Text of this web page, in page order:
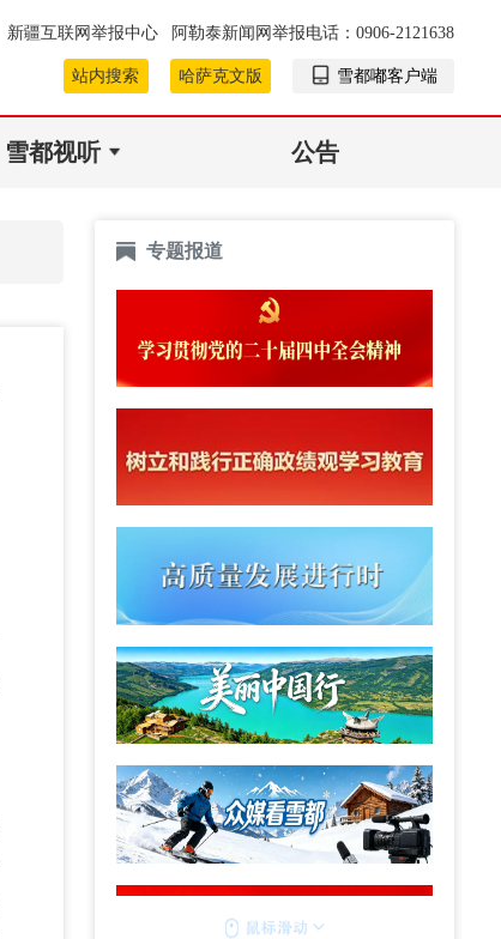
新疆互联网举报中心 阿勒泰新闻网举报电话：0906-2121638
站内搜索 哈萨克文版 雪都嘟客户端
雪都视听 公告
专题报道